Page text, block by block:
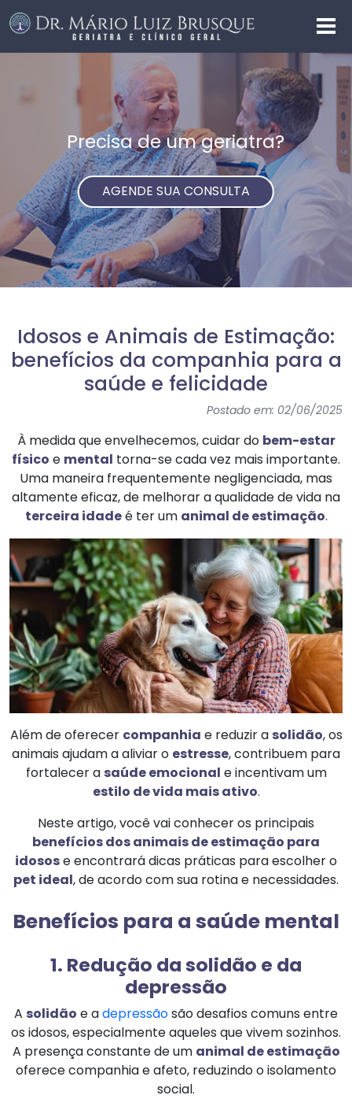
Precisa de um geriatra?
AGENDE SUA CONSULTA
Idosos e Animais de Estimação:
benefícios da companhia para a
saúde e felicidade
Postado em: 02/06/2025
À medida que envelhecemos, cuidar do bem-estar
físico e mental torna-se cada vez mais importante.
Uma maneira frequentemente negligenciada, mas
altamente eficaz, de melhorar a qualidade de vida na
terceira idadeé ter um animal de estimação.
Além de oferecer companhia e reduzir a solidão, os
animais ajudam a aliviar o estresse, contribuem para
fortalecer a saúde emocional e incentivam um
estilo de vida mais ativo.
Neste artigo, você vai conhecer os principais
benefícios dos animais de estimação para
idosose encontrará dicas práticas para escolher o
pet ideal, de acordo com sua rotina e necessidades.
Benefícios para a saúde mental
1. Redução da solidão e da
depressão
A solidão e adepressãosão desafios comuns entre
os idosos, especialmente aqueles que vivem sozinhos.
A presença constante de um animal de estimação
oferece companhia e afeto, reduzindo o isolamento
social.